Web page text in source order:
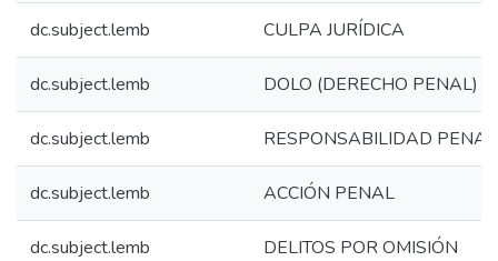
dc.subject.lemb CULPA JURÍDICA
dc.subject.lemb DOLO (DERECHO PENAL)
dc.subject.lemb RESPONSABILIDAD PENAL
dc.subject.lemb ACCIÓN PENAL
dc.subject.lemb DELITOS POR OMISIÓN